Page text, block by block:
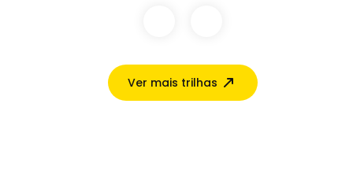
Ver mais trilhas